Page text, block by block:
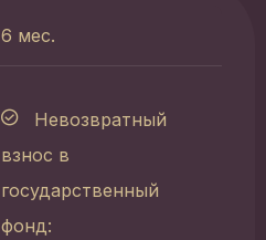
6 мес.
Невозвратный
взнос в
государственный
фонд: